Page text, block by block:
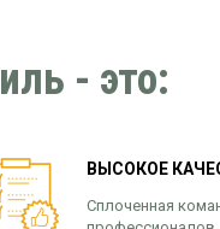
- это:
ВЫСОКОЕ
Сплоченная